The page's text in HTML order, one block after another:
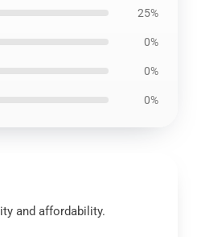
25%
0%
0%
0%
and affordability.